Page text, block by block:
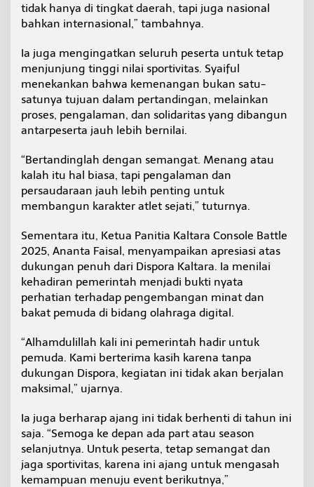
tidak hanya di tingkat daerah, tapi juga nasional
bahkan internasional,” tambahnya.
Ia juga mengingatkan seluruh peserta untuk tetap
menjunjung tinggi nilai sportivitas. Syaiful
menekankan bahwa kemenangan bukan satu-
satunya tujuan dalam pertandingan, melainkan
proses, pengalaman, dan solidaritas yang dibangun
antarpeserta jauh lebih bernilai.
“Bertandinglah dengan semangat. Menang atau
kalah itu hal biasa, tapi pengalaman dan
persaudaraan jauh lebih penting untuk
membangun karakter atlet sejati,” tuturnya.
Sementara itu, Ketua Panitia Kaltara Console Battle
2025, Ananta Faisal, menyampaikan apresiasi atas
dukungan penuh dari Dispora Kaltara. Ia menilai
kehadiran pemerintah menjadi bukti nyata
perhatian terhadap pengembangan minat dan
bakat pemuda di bidang olahraga digital.
“Alhamdulillah kali ini pemerintah hadir untuk
pemuda. Kami berterima kasih karena tanpa
dukungan Dispora, kegiatan ini tidak akan berjalan
maksimal,” ujarnya.
Ia juga berharap ajang ini tidak berhenti di tahun ini
saja. “Semoga ke depan ada part atau season
selanjutnya. Untuk peserta, tetap semangat dan
jaga sportivitas, karena ini ajang untuk mengasah
kemampuan menuju event berikutnya,”